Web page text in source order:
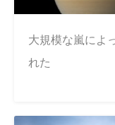
大規模な嵐によ
れた